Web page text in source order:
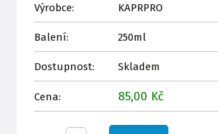
Výrobce: KAPRPRO
Balení: 250ml
Dostupnost: Skladem
Cena: 85,00 Kč